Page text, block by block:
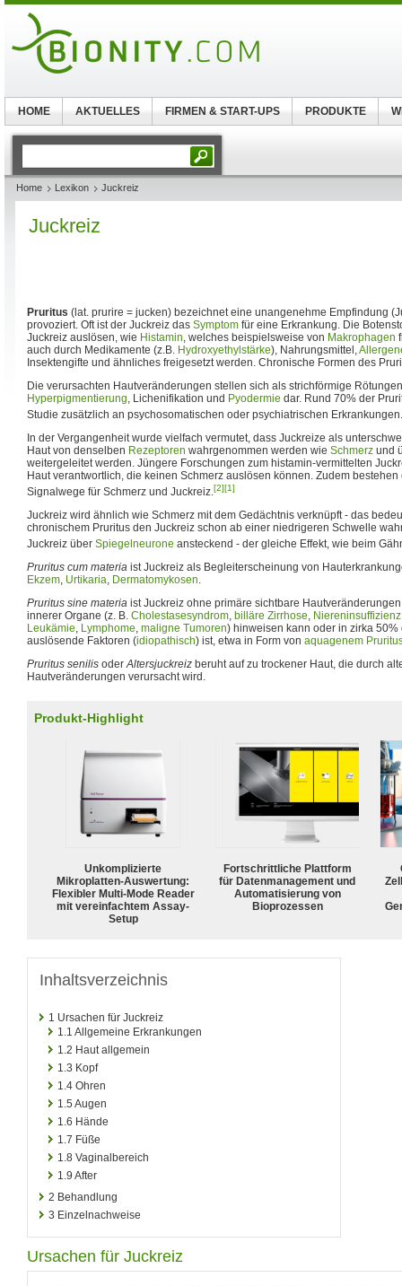
Home Lexikon Juckreiz
Juckreiz
Pruritus (lat. prurire = jucken) bezeichnet eine unangenehme Empfindung
provoziert. Oft ist der Juckreiz das Symptom für eine Erkrankung. Die
Juckreiz auslösen, wie Histamin, welches beispielsweise von Makrophagen
auch durch Medikamente (z.B. Hydroxyethylstärke), Nahrungsmittel,
Insektengifte und ähnliches freigesetzt werden. Chronische Formen des
Die verursachten Hautveränderungen stellen sich als strichförmige
Hyperpigmentierung, Lichenifikation und Pyodermie dar. Rund 70% der
Studie zusätzlich an psychosomatischen oder psychiatrischen Erkrankungen.
In der Vergangenheit wurde vielfach vermutet, dass Juckreize als
Haut von denselben Rezeptoren wahrgenommen werden wie Schmerz und
weitergeleitet werden. Jüngere Forschungen zum histamin-vermittelten
Haut verantwortlich, die keinen Schmerz auslösen können. Zudem
Signalwege für Schmerz und Juckreiz.[2][1]
Juckreiz wird ähnlich wie Schmerz mit dem Gedächtnis verknüpft - das
chronischem Pruritus den Juckreiz schon ab einer niedrigeren Schwelle
Juckreiz über Spiegelneurone ansteckend - der gleiche Effekt, wie beim
Pruritus cum materia ist Juckreiz als Begleiterscheinung von
Ekzem, Urtikaria, Dermatomykosen.
Pruritus sine materia ist Juckreiz ohne primäre sichtbare
innerer Organe (z. B. Cholestasesyndrom, billäre Zirrhose, Niereninsuffizienz
Leukämie, Lymphome, maligne Tumoren) hinweisen kann oder in zirka 50%
auslösende Faktoren (idiopathisch) ist, etwa in Form von aquagenem
Pruritus senilis oderAltersjuckreiz beruht auf zu trockener Haut, die durch
Hautveränderungen verursacht wird.
Produkt-Highlight
Unkomplizierte
Mikroplatten-Auswertung:
Flexibler Multi-Mode Reader
mit vereinfachtem Assay-
Setup
Fortschrittliche Plattform
für Datenmanagement und
Automatisierung von
Bioprozessen
Inhaltsverzeichnis
1 Ursachen für Juckreiz
1.1 Allgemeine Erkrankungen
1.2 Haut allgemein
1.3 Kopf
1.4 Ohren
1.5 Augen
1.6 Hände
1.7 Füße
1.8 Vaginalbereich
1.9 After
2 Behandlung
3 Einzelnachweise
Ursachen für Juckreiz
HOME AKTUELLES FIRMEN & START-UPS PRODUKTE